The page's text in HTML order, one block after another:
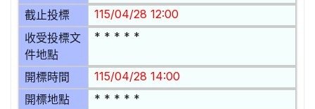
截止投標 115/04/28 12:00
收受投標文
件地點
* * * * *
開標時間 115/04/28 14:00
開標地點 * * * * *